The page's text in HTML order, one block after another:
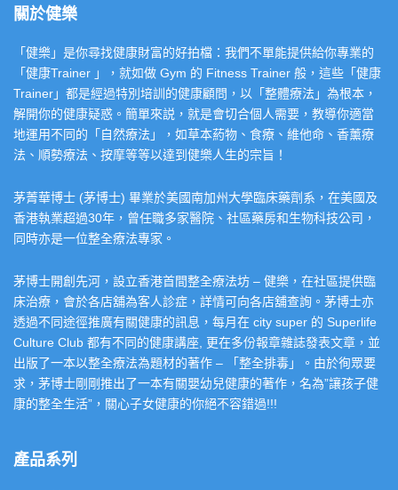
關於健樂
「健樂」是你尋找健康財富的好拍檔：我們不單能提供給你專業的
「健康Trainer 」，就如做 Gym 的 Fitness Trainer 般，這些「健康
Trainer」都是經過特別培訓的健康顧問，以「整體療法」為根本，
解開你的健康疑惑。簡單來説，就是會切合個人需要，教導你適當
地運用不同的「自然療法」，如草本葯物、食療、維他命、香薰療
法、順勢療法、按摩等等以達到健樂人生的宗旨！
茅菁華博士 (茅博士) 畢業於美國南加州大學臨床藥劑系，在美國及
香港執業超過30年，曾任職多家醫院、社區藥房和生物科技公司，
同時亦是一位整全療法專家。
茅博士開創先河，設立香港首間整全療法坊 – 健樂，在社區提供臨
床治療，會於各店舖為客人診症，詳情可向各店舖查詢。茅博士亦
透過不同途徑推廣有關健康的訊息，每月在 city super 的 Superlife
Culture Club 都有不同的健康講座, 更在多份報章雜誌發表文章，並
出版了一本以整全療法為題材的著作 – 「整全排毒」。由於徇眾要
求，茅博士剛剛推出了一本有關嬰幼兒健康的著作，名為”讓孩子健
康的整全生活”，關心子女健康的你絕不容錯過!!!
產品系列